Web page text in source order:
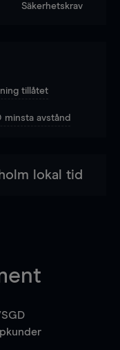
Säkerhetskrav
tillåtet
minsta avstånd
lokal tid